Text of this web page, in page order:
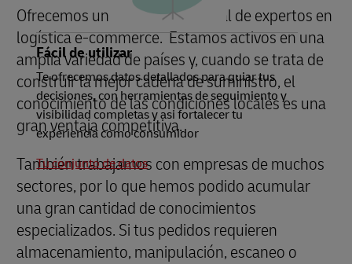
Fácil de utilizar
Te ofrecemos datos detallados para guiar tus
decisiones, con herramientas de seguimiento y
visibilidad completas y asi fortalecer tu
experiencia como consumidor
Tu conjunto de datos
Ofrecemos una red internacional de expertos en
logística e-commerce. Estamos activos en una
amplia variedad de países y, cuando se trata de
construir la mejor cadena de suministro, el
conocimiento de las condiciones locales es una
gran ventaja competitiva.
También trabajamos con empresas de muchos
sectores, por lo que hemos podido acumular
una gran cantidad de conocimientos
especializados. Si tus pedidos requieren
almacenamiento, manipulación, escaneo o